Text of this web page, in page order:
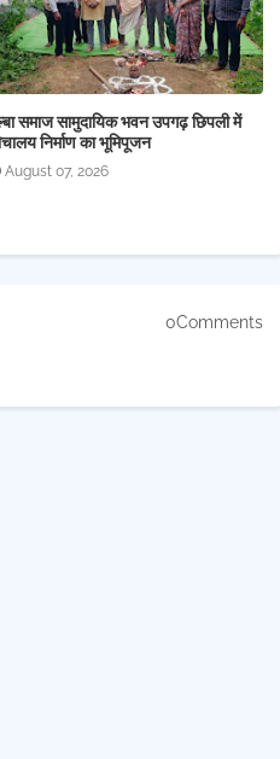
समाज सामुदायिक भवन उपगढ़ छिपली में
निर्माण का भूमिपूजन
August 07, 2026
0Comments